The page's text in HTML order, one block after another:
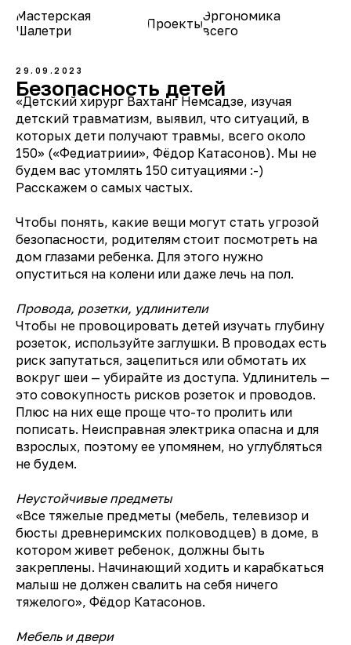
Мастерская
Шалетри
ПроектыЭргономика
всего
29.09.2023
Безопасность детей
«Детский хирург Вахтанг Немсадзе, изучая
детский травматизм, выявил, что ситуаций, в
которых дети получают травмы, всего около
150» («Федиатриии», Фёдор Катасонов). Мы не
будем вас утомлять 150 ситуациями :-)
Расскажем о самых частых.
Чтобы понять, какие вещи могут стать угрозой
безопасности, родителям стоит посмотреть на
дом глазами ребенка. Для этого нужно
опуститься на колени или даже лечь на пол.
Провода, розетки, удлинители
Чтобы не провоцировать детей изучать глубину
розеток, используйте заглушки. В проводах есть
риск запутаться, зацепиться или обмотать их
вокруг шеи — убирайте из доступа. Удлинитель —
это совокупность рисков розеток и проводов.
Плюс на них еще проще что-то пролить или
пописать. Неисправная электрика опасна и для
взрослых, поэтому ее упомянем, но углубляться
не будем.
Неустойчивые предметы
«Все тяжелые предметы (мебель, телевизор и
бюсты древнеримских полководцев) в доме, в
котором живет ребенок, должны быть
закреплены. Начинающий ходить и карабкаться
малыш не должен свалить на себя ничего
тяжелого», Фёдор Катасонов.
Мебель и двери